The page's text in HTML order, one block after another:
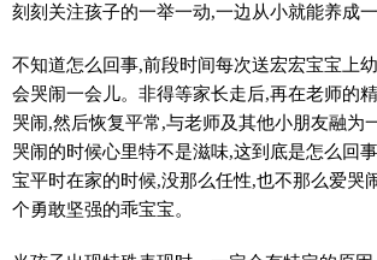
刻刻关注孩子的一举一动,一边从小就能养成
不知道怎么回事,前段时间每次送宏宏宝宝上
会哭闹一会儿。非得等家长走后,再在老师的
哭闹,然后恢复平常,与老师及其他小朋友融为
哭闹的时候心里特不是滋味,这到底是怎么回
宝平时在家的时候,没那么任性,也不那么爱哭
个勇敢坚强的乖宝宝。